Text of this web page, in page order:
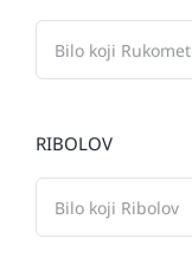
RIBOLOV